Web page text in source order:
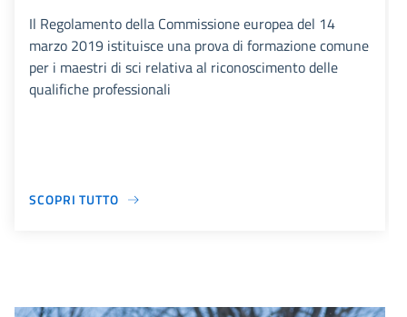
Il Regolamento della Commissione europea del 14
marzo 2019 istituisce una prova di formazione comune
per i maestri di sci relativa al riconoscimento delle
qualifiche professionali
SCOPRI TUTTO